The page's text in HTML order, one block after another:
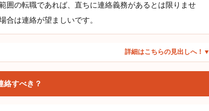
囲の転職であれば、直ちに連絡義務があるとは限りませ
合は連絡が望ましいです。
詳細はこちらの見出しへ！▼
絡すべき？